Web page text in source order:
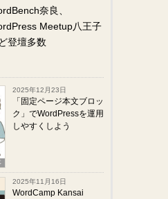
奈良、
Meetup八王子
登壇多数
2025年12月23日
「固定ページ本文ブロッ
ク」でWordPressを運用
しやすくしよう
2025年11月16日
WordCamp Kansai